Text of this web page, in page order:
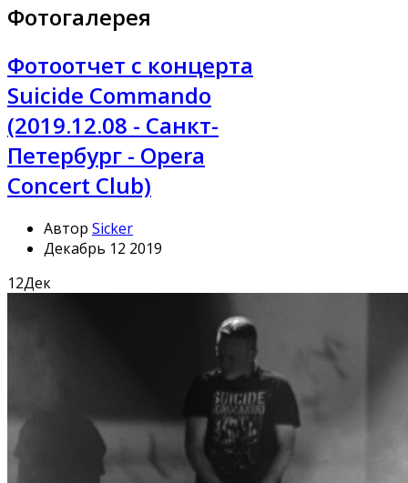
Фотогалерея
Фотоотчет с концерта
Suicide Commando
(2019.12.08 - Санкт-
Петербург - Opera
Concert Club)
Автор Sicker
Декабрь 12 2019
12Дек